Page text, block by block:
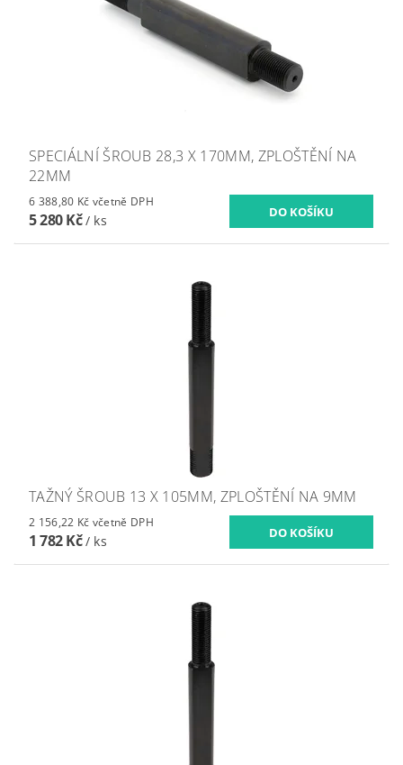
SPECIÁLNÍ ŠROUB 28,3 X 170MM, ZPLOŠTĚNÍ NA
22MM
6 388,80 Kč včetně DPH
5 280 Kč/ ks
TAŽNÝ ŠROUB 13 X 105MM, ZPLOŠTĚNÍ NA 9MM
2 156,22 Kč včetně DPH
1 782 Kč/ ks